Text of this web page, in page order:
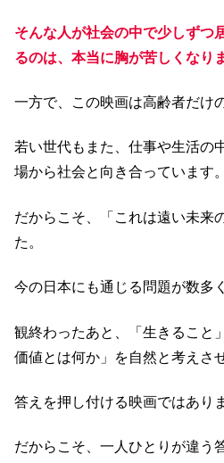
そんな人が社会の中で少しずつ
るのは、本当に胸が苦しくなり
一方で、この映画は高齢者だけ
若い世代もまた、仕事や生活の
場から社会と向き合っています。
だからこそ、「これは遠い未来
た。
今の日本にも通じる問題が数多
観終わったあと、「生きること
価値とは何か」を自然と考えさ
答えを押し付ける映画ではあり
だからこそ、一人ひとりが違う